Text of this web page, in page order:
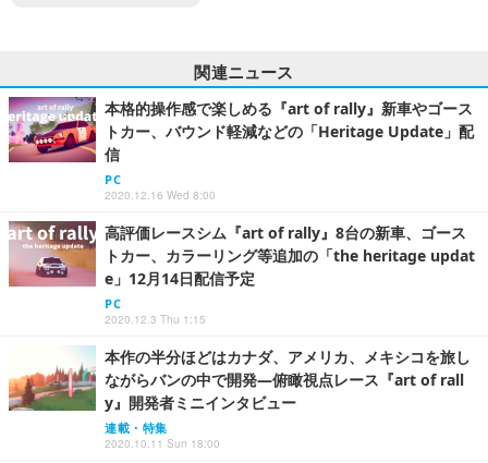
関連ニュース
本格的操作感で楽しめる『art of rally』新車やゴース
トカー、バウンド軽減などの「Heritage Update」配
信
PC
2020.12.16 Wed 8:00
高評価レースシム『art of rally』8台の新車、ゴース
トカー、カラーリング等追加の「the heritage updat
e」12月14日配信予定
PC
2020.12.3 Thu 1:15
本作の半分ほどはカナダ、アメリカ、メキシコを旅し
ながらバンの中で開発―俯瞰視点レース『art of rall
y』開発者ミニインタビュー
連載・特集
2020.10.11 Sun 18:00